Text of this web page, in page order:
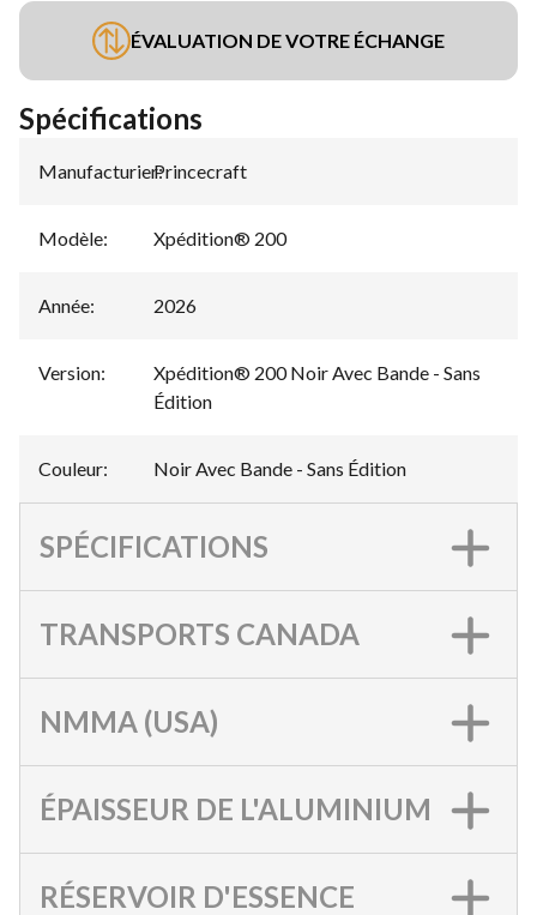
ÉVALUATION DE VOTRE ÉCHANGE
Spécifications
Manufacturier:
Princecraft
Modèle: Xpédition® 200
Année: 2026
Version:
Xpédition® 200 Noir Avec Bande - Sans
Édition
Couleur: Noir Avec Bande - Sans Édition
SPÉCIFICATIONS
TRANSPORTS CANADA
NMMA (USA)
ÉPAISSEUR DE L'ALUMINIUM
RÉSERVOIR D'ESSENCE